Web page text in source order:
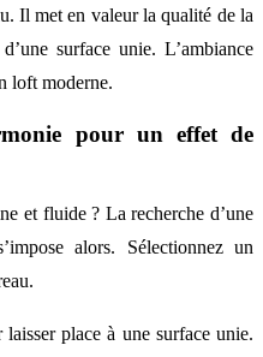
Il met en valeur la qualité de la
surface unie. L’ambiance
loft moderne.
pour un effet de
et fluide ? La recherche d’une
alors. Sélectionnez un
place à une surface unie.